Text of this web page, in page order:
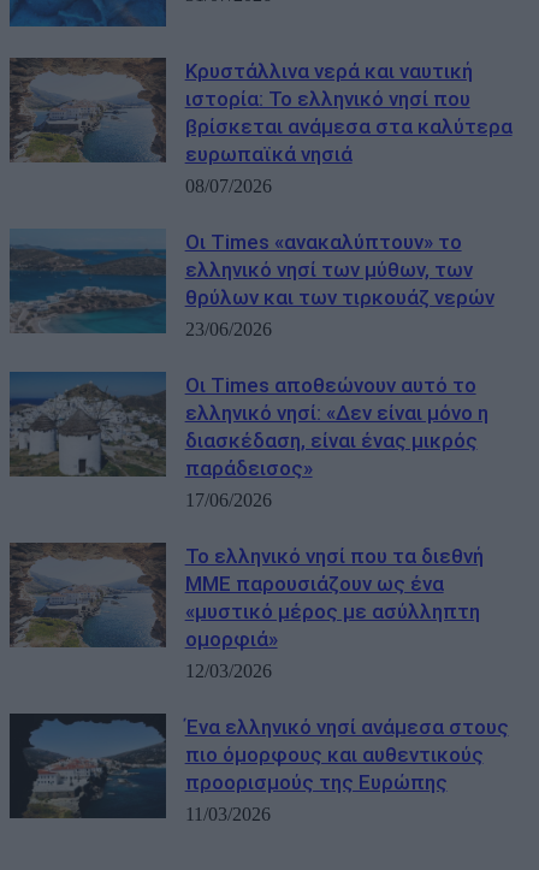
Kρυστάλλινα νερά και ναυτική
ιστορία: Το ελληνικό νησί που
βρίσκεται ανάμεσα στα καλύτερα
ευρωπαϊκά νησιά
08/07/2026
Οι Times «ανακαλύπτουν» το
ελληνικό νησί των μύθων, των
θρύλων και των τιρκουάζ νερών
23/06/2026
Οι Times αποθεώνουν αυτό το
ελληνικό νησί: «Δεν είναι μόνο η
διασκέδαση, είναι ένας μικρός
παράδεισος»
17/06/2026
Το ελληνικό νησί που τα διεθνή
ΜΜΕ παρουσιάζουν ως ένα
«μυστικό μέρος με ασύλληπτη
ομορφιά»
12/03/2026
Ένα ελληνικό νησί ανάμεσα στους
πιο όμορφους και αυθεντικούς
προορισμούς της Ευρώπης
11/03/2026